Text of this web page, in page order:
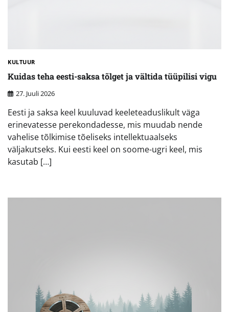
KULTUUR
Kuidas teha eesti-saksa tõlget ja vältida tüüpilisi vigu
27. Juuli 2026
Eesti ja saksa keel kuuluvad keeleteaduslikult väga
erinevatesse perekondadesse, mis muudab nende
vahelise tõlkimise tõeliseks intellektuaalseks
väljakutseks. Kui eesti keel on soome-ugri keel, mis
kasutab […]